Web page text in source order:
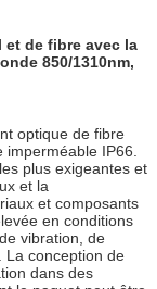
de fibre avec la
850/1310nm,
optique de fibre
IP66.
plus exigeantes et
et la
et composants
en conditions
vibration, de
La conception de
dans des